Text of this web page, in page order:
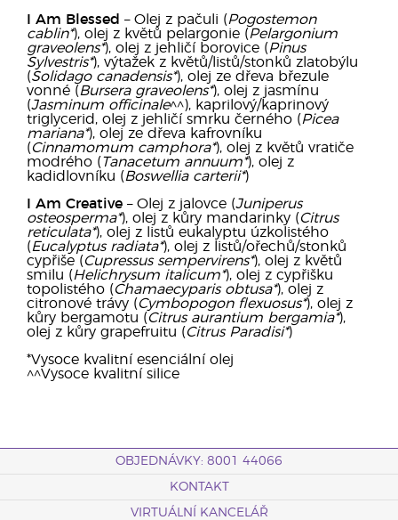
I Am Blessed – Olej z pačuli (Pogostemon
cablin*), olej z květů pelargonie (Pelargonium
graveolens*), olej z jehličí borovice (Pinus
Sylvestris*), výtažek z květů/listů/stonků zlatobýlu
(Solidago canadensis*), olej ze dřeva březule
vonné (Bursera graveolens*), olej z jasmínu
(Jasminum officinale^^), kaprilový/kaprinový
triglycerid, olej z jehličí smrku černého (Picea
mariana*), olej ze dřeva kafrovníku
(Cinnamomum camphora*), olej z květů vratiče
modrého (Tanacetum annuum*), olej z
kadidlovníku (Boswellia carterii*)
I Am Creative – Olej z jalovce (Juniperus
osteosperma*), olej z kůry mandarinky (Citrus
reticulata*), olej z listů eukalyptu úzkolistého
(Eucalyptus radiata*), olej z listů/ořechů/stonků
cypřiše (Cupressus sempervirens*), olej z květů
smilu (Helichrysum italicum*), olej z cypřišku
topolistého (Chamaecyparis obtusa*), olej z
citronové trávy (Cymbopogon flexuosus*), olej z
kůry bergamotu (Citrus aurantium bergamia*),
olej z kůry grapefruitu (Citrus Paradisi*)
*Vysoce kvalitní esenciální olej
^^Vysoce kvalitní silice
OBJEDNÁVKY: 8001 44066
KONTAKT
VIRTUÁLNÍ KANCELÁŘ